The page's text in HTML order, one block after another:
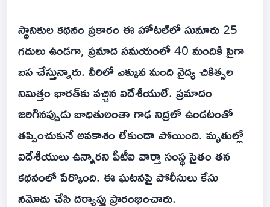
స్థానికుల కథనం ప్రకారం ఈ హోటల్‌లో సుమారు 25
గదులు ఉండగా, ప్రమాద సమయంలో 40 మందికి పైగా
బస చేస్తున్నారు. వీరిలో ఎక్కువ మంది వైద్య చికిత్సల
నిమిత్తం భారత్‌కు వచ్చిన విదేశీయులే. ప్రమాదం
జరిగినప్పుడు బాధితులంతా గాఢ నిద్రలో ఉండటంతో
తప్పించుకునే అవకాశం లేకుండా పోయింది. మృతుల్లో
విదేశీయులు ఉన్నారని పీటీఐ వార్తా సంస్థ సైతం తన
కథనంలో పేర్కొంది. ఈ ఘటనపై పోలీసులు కేసు
నమోదు చేసి దర్యాప్తు ప్రారంభించారు.